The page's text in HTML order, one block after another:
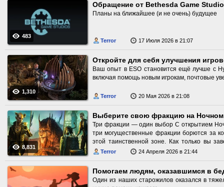
483
Обращение от Bethesda Game
Планы на ближайшее (и не очень) будущее
Terror 17 Июля 2026 в 21:07
1,310
Ваш опыт в ESO становится ещё лучше с
включая помощь новым игрокам, почтовые
Terror 20 Мая 2026 в 21:08
8,831
Выберите свою фракцию на
Три фракции — один выбор С открытием
три могущественные фракции борются за
этой таинственной зоне. Как только вы
будет возможность поговорить с
Terror 24 Апреля 2026 в 21:44
Помогаем людям, оказавшимся в
Один из наших старожилов оказался в